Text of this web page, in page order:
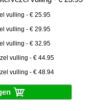
vulling - € 25.95
vulling - € 29.95
vulling - € 32.95
vulling - € 44.95
vulling - € 48.94